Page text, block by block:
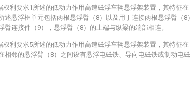
权利要求1所述的低动力作用高速磁浮车辆悬浮架装置，其特征在
述悬浮框单元包括两根悬浮臂（8）以及用于连接两根悬浮臂（8）
臂连接件（9），悬浮臂（8）的上端与纵梁的端部相连。
权利要求5所述的低动力作用高速磁浮车辆悬浮架装置，其特征在
相邻的悬浮臂（8）之间设有悬浮电磁铁、导向电磁铁或制动电磁